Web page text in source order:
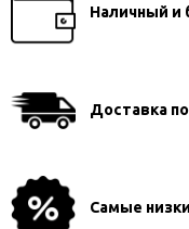
Наличный и
Доставка
Самые